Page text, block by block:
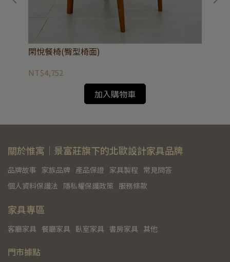
閑悅餐椅(臀型椅面)
NT$4,752
加入購物車
關於惟寓｜景富莊旗下的北歐設計家具品牌
品牌故事 家族品牌 產品保證 家具製程 常見問答
個人資料保護法 隱私權保護政策 服務條款
家具專區
客廳家具 餐廳家具 臥室家具 書房家具 其他
門市據點